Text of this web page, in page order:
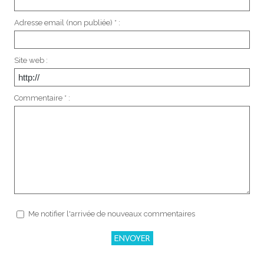
Adresse email (non publiée) * :
Site web :
Commentaire * :
Me notifier l'arrivée de nouveaux commentaires